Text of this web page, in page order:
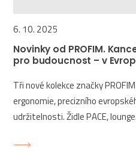
6. 10. 2025
Novinky od PROFIM.
pro budoucnost – v
Tři nové kolekce značky
ergonomie, precizního
udržitelnosti. Židle PACE,